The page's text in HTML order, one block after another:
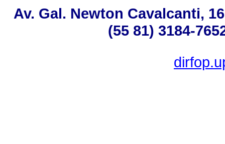
Av. Gal. Newton Cavalcanti,
(55 81) 3184-